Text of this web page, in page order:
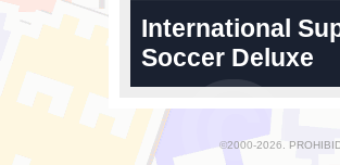
International
Soccer Deluxe
©2000-2026.